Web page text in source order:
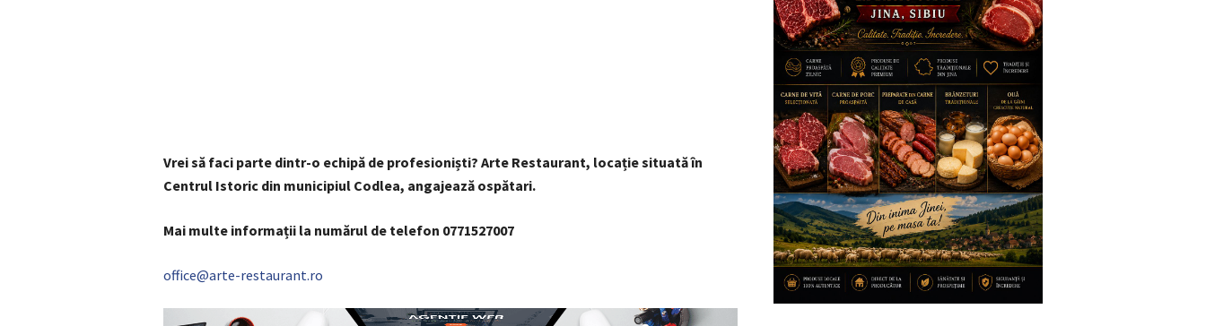
Vrei să faci parte dintr-o echipă de profesioniști? Arte Restaurant, locație situată în
Centrul Istoric din municipiul Codlea, angajează ospătari.
Mai multe informații la numărul de telefon 0771527007
office@arte-restaurant.ro